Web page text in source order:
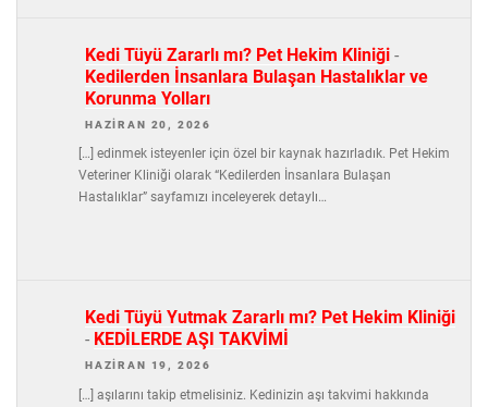
Kedi Tüyü Zararlı mı? Pet Hekim Kliniği -
Kedilerden İnsanlara Bulaşan Hastalıklar ve
Korunma Yolları
HAZIRAN 20, 2026
[…] edinmek isteyenler için özel bir kaynak hazırladık. Pet Hekim
Veteriner Kliniği olarak “Kedilerden İnsanlara Bulaşan
Hastalıklar” sayfamızı inceleyerek detaylı…
Kedi Tüyü Yutmak Zararlı mı? Pet Hekim Kliniği
- KEDİLERDE AŞI TAKVİMİ
HAZIRAN 19, 2026
[…] aşılarını takip etmelisiniz. Kedinizin aşı takvimi hakkında